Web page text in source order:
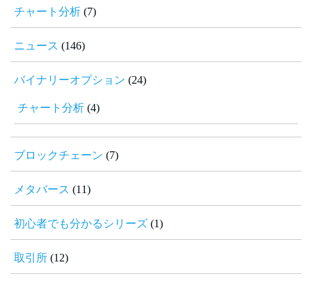
チャート分析 (7)
ニュース (146)
バイナリーオプション (24)
チャート分析 (4)
ブロックチェーン (7)
メタバース (11)
初心者でも分かるシリーズ (1)
取引所 (12)